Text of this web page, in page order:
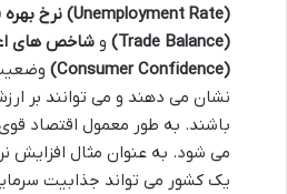
(Unemployment Rate)
نرخ بهره
(Trade Balance)
و شاخص های
(Consumer Confidence)
نشان می دهند و می توانند بر
باشند. به طور معمول اقتصاد قوی
می شود. به عنوان مثال افزایش
یک کشور می تواند جذابیت